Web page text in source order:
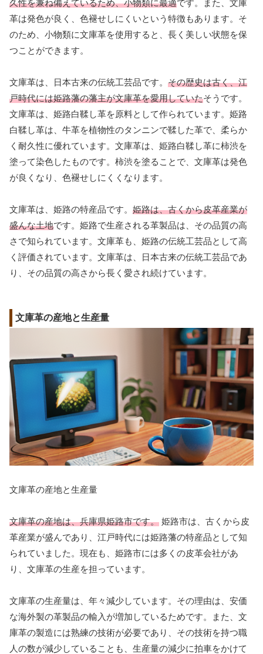
久性を兼ね備えているため、小物類に最適です。また、文庫
革は発色が良く、色褪せしにくいという特徴もあります。そ
のため、小物類に文庫革を使用すると、長く美しい状態を保
つことができます。
文庫革は、日本古来の伝統工芸品です。 その歴史は古く、江
戸時代には姫路藩の藩主が文庫革を愛用していたそうです。
文庫革は、姫路白鞣し革を原料として作られています。姫路
白鞣し革は、牛革を植物性のタンニンで鞣した革で、柔らか
く耐久性に優れています。文庫革は、姫路白鞣し革に柿渋を
塗って染色したものです。柿渋を塗ることで、文庫革は発色
が良くなり、色褪せしにくくなります。
文庫革は、姫路の特産品です。 姫路は、古くから皮革産業が
盛んな土地です。姫路で生産される革製品は、その品質の高
さで知られています。文庫革も、姫路の伝統工芸品として高
く評価されています。文庫革は、日本古来の伝統工芸品であ
り、その品質の高さから長く愛され続けています。
文庫革の産地と生産量
文庫革の産地と生産量
文庫革の産地は、兵庫県姫路市です。 姫路市は、古くから皮
革産業が盛んであり、江戸時代には姫路藩の特産品として知
られていました。現在も、姫路市には多くの皮革会社があ
り、文庫革の生産を担っています。
文庫革の生産量は、年々減少しています。その理由は、安価
な海外製の革製品の輸入が増加しているためです。また、文
庫革の製造には熟練の技術が必要であり、その技術を持つ職
人の数が減少していることも、生産量の減少に拍車をかけて